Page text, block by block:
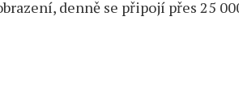
denně se připojí přes 25